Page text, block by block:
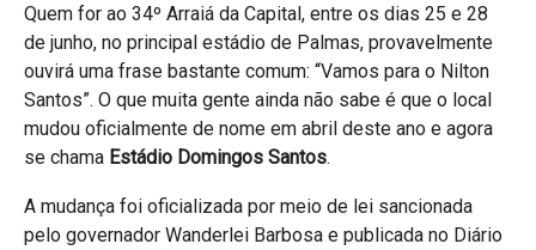
Quem for ao 34º Arraiá da Capital, entre os dias 25 e 28
de junho, no principal estádio de Palmas, provavelmente
ouvirá uma frase bastante comum: “Vamos para o Nilton
Santos”. O que muita gente ainda não sabe é que o local
mudou oficialmente de nome em abril deste ano e agora
se chama Estádio Domingos Santos.
A mudança foi oficializada por meio de lei sancionada
pelo governador Wanderlei Barbosa e publicada no Diário